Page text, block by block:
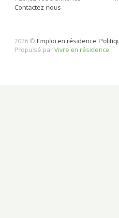
Contactez-nous
2026 © Emploi en résidence.
Propulsé parVivre en résidence.